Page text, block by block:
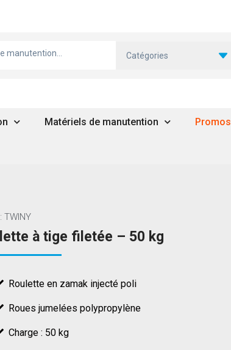
Catégories
Matériels de manutention Promos
TWINY
à tige filetée – 50 kg
Roulette en zamak injecté poli
Roues jumelées polypropylène
Charge : 50 kg